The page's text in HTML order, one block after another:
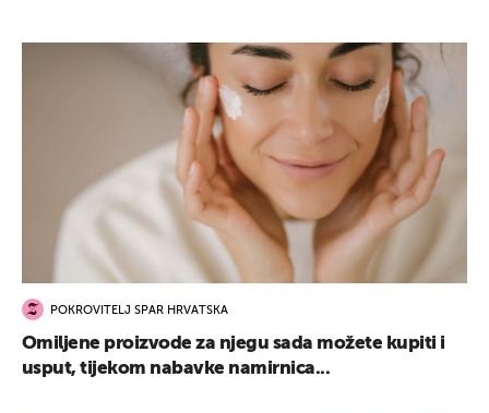
POKROVITELJ SPAR HRVATSKA
Omiljene proizvode za njegu sada možete kupiti i
usput, tijekom nabavke namirnica...